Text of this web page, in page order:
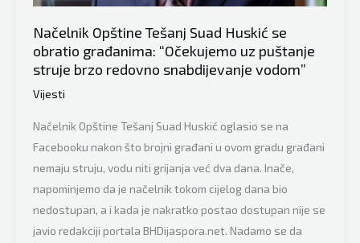
bit
ćemo
primorani
preduzeti
sve
mjere”
Načelnik Opštine Tešanj Suad Huskić se
obratio građanima: “Očekujemo uz puštanje
struje brzo redovno snabdijevanje vodom”
Vijesti
Načelnik Opštine Tešanj Suad Huskić oglasio se na
Facebooku nakon što brojni građani u ovom gradu građani
nemaju struju, vodu niti grijanja već dva dana. Inače,
napominjemo da je načelnik tokom cijelog dana bio
nedostupan, a i kada je nakratko postao dostupan nije se
javio redakciji portala BHDijaspora.net. Nadamo se da